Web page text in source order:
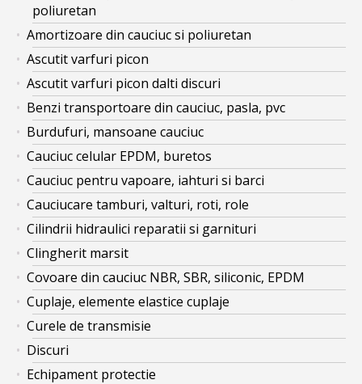
poliuretan
Amortizoare din cauciuc si poliuretan
Ascutit varfuri picon
Ascutit varfuri picon dalti discuri
Benzi transportoare din cauciuc, pasla, pvc
Burdufuri, mansoane cauciuc
Cauciuc celular EPDM, buretos
Cauciuc pentru vapoare, iahturi si barci
Cauciucare tamburi, valturi, roti, role
Cilindrii hidraulici reparatii si garnituri
Clingherit marsit
Covoare din cauciuc NBR, SBR, siliconic, EPDM
Cuplaje, elemente elastice cuplaje
Curele de transmisie
Discuri
Echipament protectie